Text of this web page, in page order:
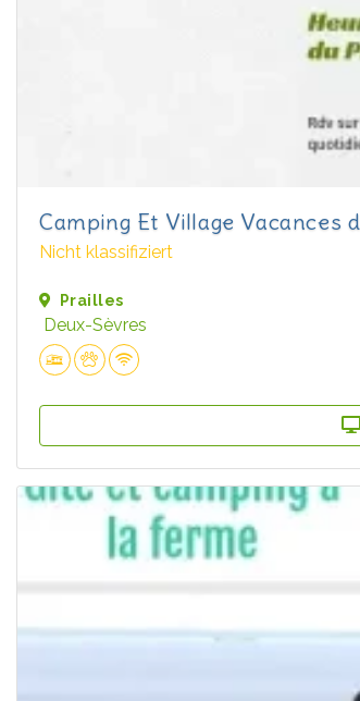
Camping Et Village Vacances
Nicht klassifiziert
Prailles
Deux-Sèvres